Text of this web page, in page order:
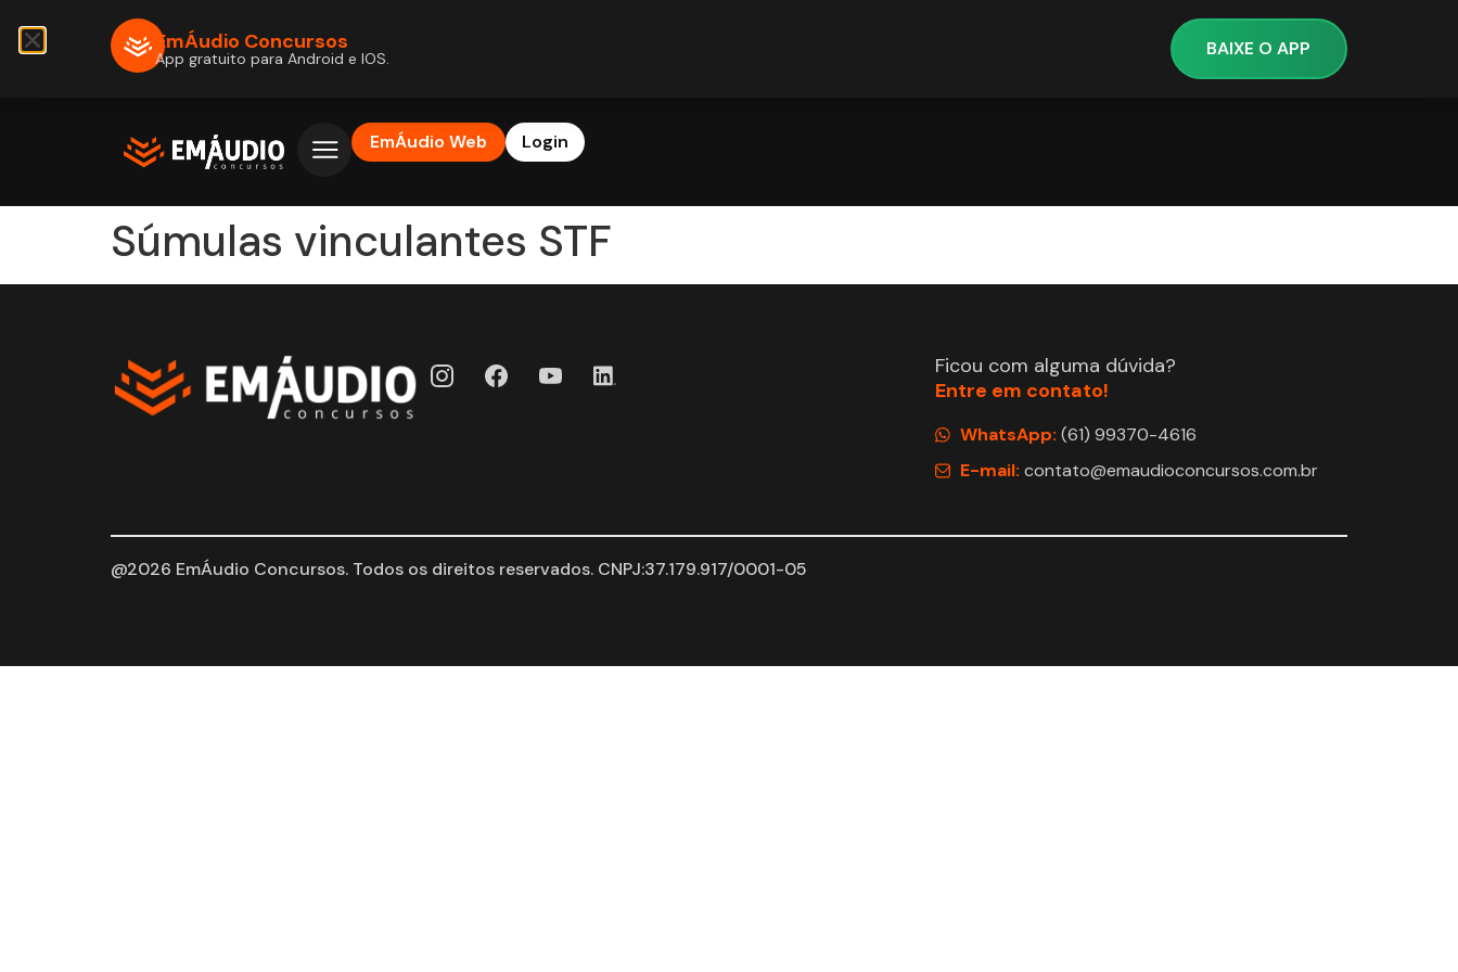
EmÁudio Web Login
Súmulas vinculantes STF
Ficou com alguma dúvida?
Entre em contato!
WhatsApp: (61) 99370-4616
E-mail: contato@emaudioconcursos.com.br
@2026 EmÁudio Concursos. Todos os direitos reservados. CNPJ:37.179.917/0001-05
EmÁudio Concursos
App gratuito para Android e IOS. BAIXE O APP